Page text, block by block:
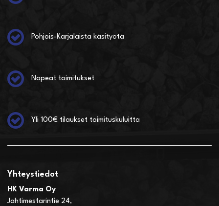
Pohjois-Karjalaista käsityötä
Nopeat toimitukset
Yli 100€ tilaukset toimituskuluitta
Yhteystiedot
HK Varma Oy
Jahtimestarintie 24,